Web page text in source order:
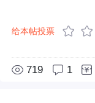
给本帖投票
719 1